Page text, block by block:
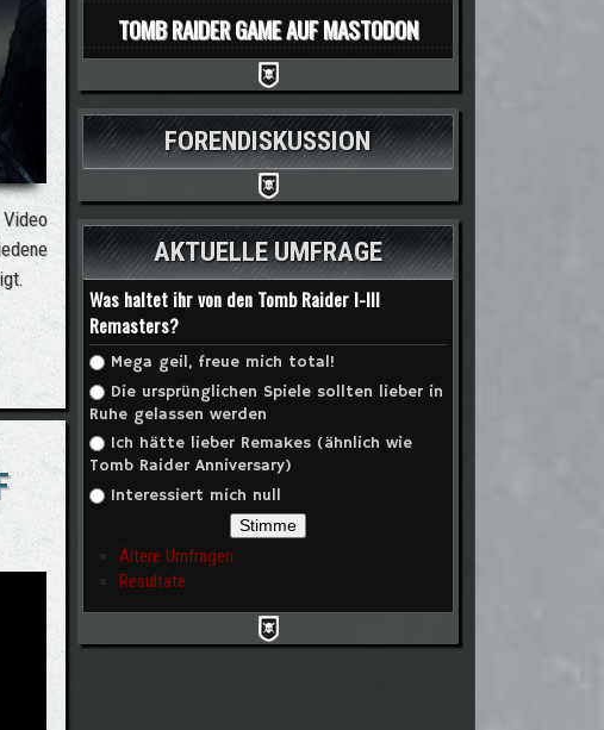
THE TOMB RAIDER VIDEO "COMBAT TACTICS"
TOMB RAIDER GAME AUF MASTODON
FORENDISKUSSION
AKTUELLE UMFRAGE
Was haltet ihr von den Tomb Raider I-III
Remasters?
Auswahlmöglichkeiten
Mega geil, freue mich total!
Die ursprünglichen Spiele sollten lieber in
Ruhe gelassen werden
Ich hätte lieber Remakes (ähnlich wie
Tomb Raider Anniversary)
Interessiert mich null
Ältere Umfragen
Resultate